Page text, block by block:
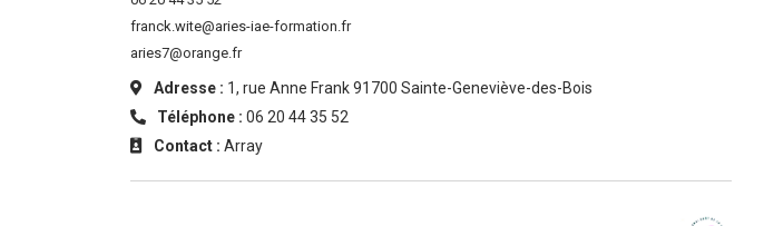
franck.wite@aries-iae-formation.fr
aries7@orange.fr
Adresse : 1, rue Anne Frank 91700 Sainte-Geneviève-des-Bois
Téléphone : 06 20 44 35 52
Contact : Array